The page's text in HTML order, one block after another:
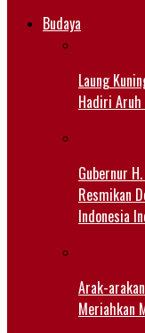
Budaya
Laung
Hadiri Aruh
Gubernur
Resmikan
Indonesia
Arak-
Meriahkan